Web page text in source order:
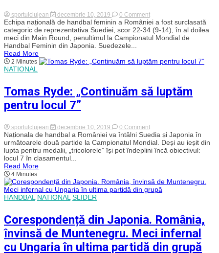
sportulclujean decembrie 10, 2019 0 Commenton
Corespondență
din
Japonia.
România,
de
doilea
meci
și
a
ratat
orice
șansă
în
primele
8
Echipa națională de handbal feminin a României a fost surclasată
categoric de reprezentativa Suediei, scor 22-34 (9-14), în al doilea
meci din Main Round, penultimul la Campionatul Mondial de
Handbal Feminin din Japonia. Suedezele...
Read More
2 Minutes
NATIONAL
Tomas Ryde: „Continuăm să luptăm
pentru locul 7”
sportulclujean decembrie 10, 2019 0 Commenton
Tomas
Ryde:
„Continuăm
să
7”
Naționala de handbal a României va întâlni Suedia și Japonia în
următoarele două partide la Campionatul Mondial. Deși au ieșit din
lupta pentru medalii, „tricolorele” își pot îndeplini încă obiectivul:
locul 7 în clasamentul...
Read More
4 Minutes
HANDBAL NATIONAL SLIDER
Corespondență din Japonia. România,
învinsă de Muntenegru. Meci infernal
cu Ungaria în ultima partidă din grupă